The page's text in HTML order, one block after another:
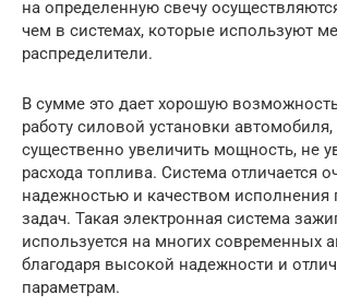
на определенную свечу
чем в системах, которые используют
распределители.
В сумме это дает хорошую
работу силовой установки автомобиля,
существенно увеличить мощность, не
расхода топлива. Система отличается
надежностью и качеством исполнения
задач. Такая электронная система
используется на многих современных
благодаря высокой надежности и
параметрам.